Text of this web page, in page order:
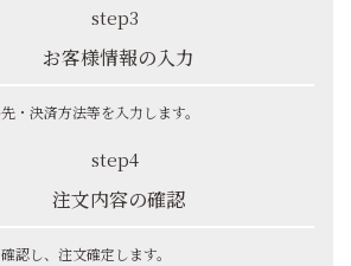
step3
お客様情報の入力
・決済方法等を入力します。
step4
注文内容の確認
認し、注文確定します。